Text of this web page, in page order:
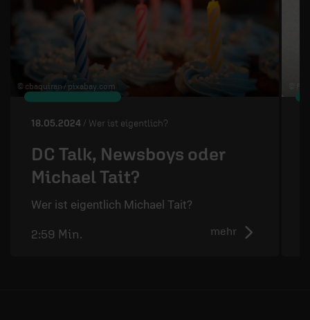
© cbaquiran / pixabay.com
18.05.2024 / Wer ist eigentlich?
DC Talk, Newsboys oder
Michael Tait?
Wer ist eigentlich Michael Tait?
mehr
2:59 Min.